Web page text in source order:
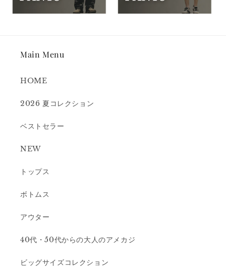
Main Menu
HOME
2026 夏コレクション
ベストセラー
NEW
トップス
ボトムス
アウター
40代・50代からの大人のアメカジ
ビッグサイズコレクション